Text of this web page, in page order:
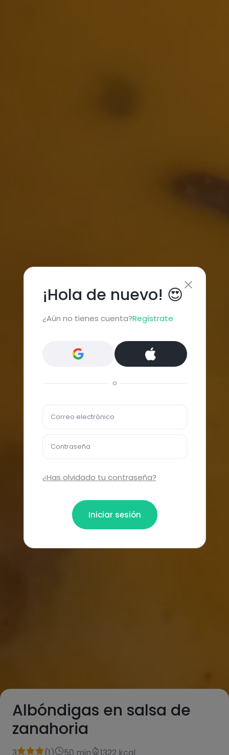
Albóndigas en salsa de
zanahoria
¡Hola de nuevo! 😍
¿Aún no tienes cuenta?Regístrate
o
Correo electrónico
Contraseña
¿Has olvidado tu contraseña?
Iniciar sesión